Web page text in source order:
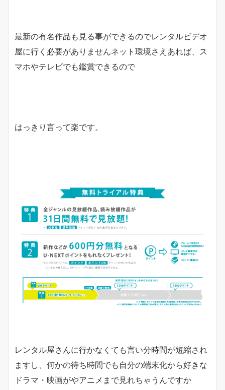
最新の有名作品も見る事ができるのでレンタルビデオ
屋に行く必要がありませんネット環境さえあれば、ス
マホやテレビでも鑑賞できるので
はっきり言って楽です。
レンタル屋さんに行かなくても言い分時間が短縮され
ますし、何かの待ち時間でも自分の端末化から好きな
ドラマ・映画がやアニメまで見れちゃうんですか